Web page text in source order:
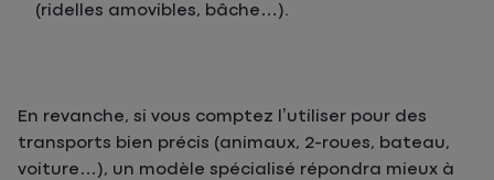
(ridelles amovibles, bâche…).
En revanche, si vous comptez l’utiliser pour des
transports bien précis (animaux, 2-roues, bateau,
voiture…), un modèle spécialisé répondra mieux à